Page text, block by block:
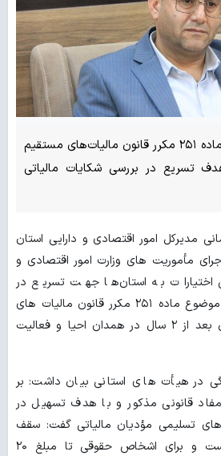
هیأت رسیدگی موضوع ماده ۲۵۱ مکرر قانون مالیات‌های مستقیم
تسریع در بررسی شکایات مالیاتی
مدیرکل امور اقتصادی و دارایی استان
مأموریت های وزارت امور اقتصادی و
اختیارات به استان‌ها جهت تسریع در
فرآیندهای مالیاتی هیأت موضوع ماده ۲۵۱ مکرر قانون مالیات های
مستقیم در استان همدان بعد از ۲ سال در همدان احیا و فعالیت
در هیأت های استانی بیان داشت: بر
قانونی مذکور و با هدف تسهیل در
تسلیمی مؤدیان مالیاتی گفت: سقف
رسیدگی افزایش یافته است و برای اشخاص حقوقی تا مبلغ ۲۰